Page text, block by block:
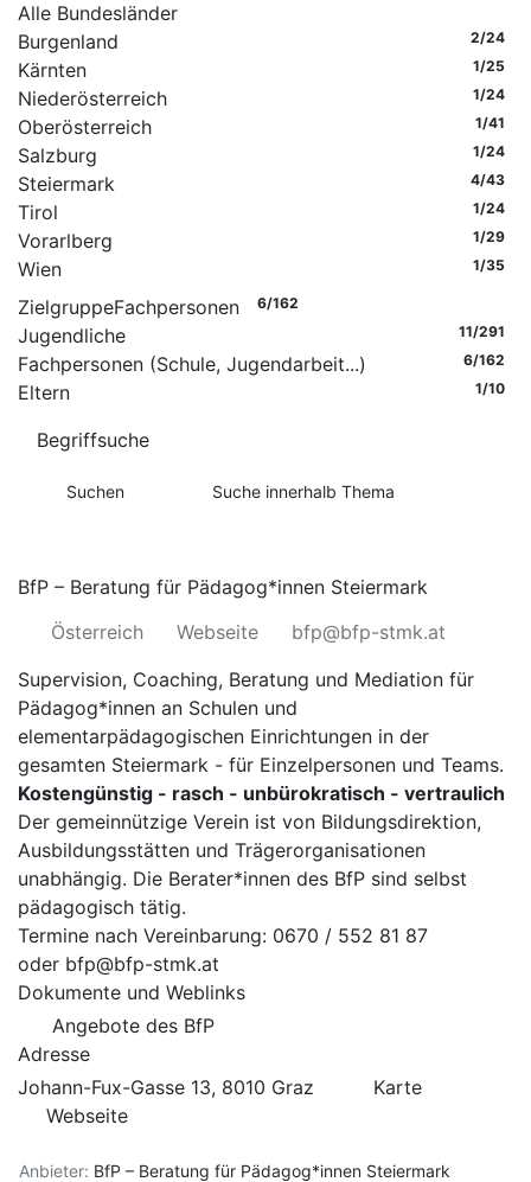
Alle Bundesländer
Burgenland
2/24
Kärnten 1/25
Niederösterreich 1/24
Oberösterreich 1/41
Salzburg 1/24
Steiermark 4/43
Tirol 1/24
Vorarlberg 1/29
Wien 1/35
ZielgruppeFachpersonen 6/162
Jugendliche 11/291
Fachpersonen (Schule, Jugendarbeit...) 6/162
Eltern 1/10
Begriffsuche
BfP – Beratung für Pädagog*innen Steiermark
Österreich
Webseite
bfp@bfp-stmk.at
Supervision, Coaching, Beratung und Mediation für
Pädagog*innen an Schulen und
elementarpädagogischen Einrichtungen in der
gesamten Steiermark - für Einzelpersonen und Teams.
Kostengünstig - rasch - unbürokratisch - vertraulich
Der gemeinnützige Verein ist von Bildungsdirektion,
Ausbildungsstätten und Trägerorganisationen
unabhängig. Die Berater*innen des BfP sind selbst
pädagogisch tätig.
Termine nach Vereinbarung: 0670 / 552 81 87
oder bfp@bfp-stmk.at
Dokumente und Weblinks
Angebote des BfP
Adresse
Johann-Fux-Gasse 13, 8010 Graz
Karte
Webseite
Anbieter: BfP – Beratung für Pädagog*innen Steiermark